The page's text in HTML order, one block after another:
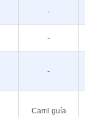
-
-
-
Carril guía